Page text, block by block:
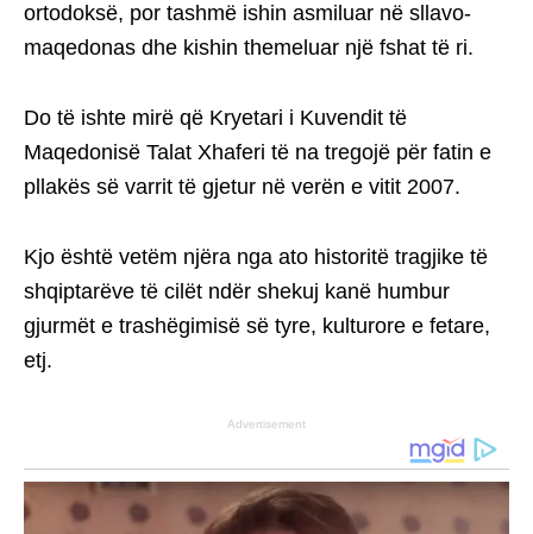
ortodoksë, por tashmë ishin asmiluar në sllavo-
maqedonas dhe kishin themeluar një fshat të ri.
Do të ishte mirë që Kryetari i Kuvendit të
Maqedonisë Talat Xhaferi të na tregojë për fatin e
pllakës së varrit të gjetur në verën e vitit 2007.
Kjo është vetëm njëra nga ato historitë tragjike të
shqiptarëve të cilët ndër shekuj kanë humbur
gjurmët e trashëgimisë së tyre, kulturore e fetare,
etj.
Advertisement